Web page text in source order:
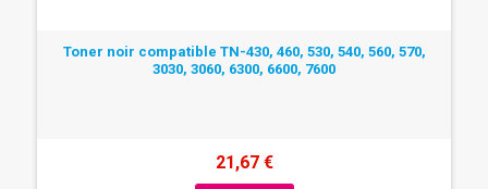
Toner noir compatible TN-430, 460, 530, 540, 560, 570,
3030, 3060, 6300, 6600, 7600
21,67 €